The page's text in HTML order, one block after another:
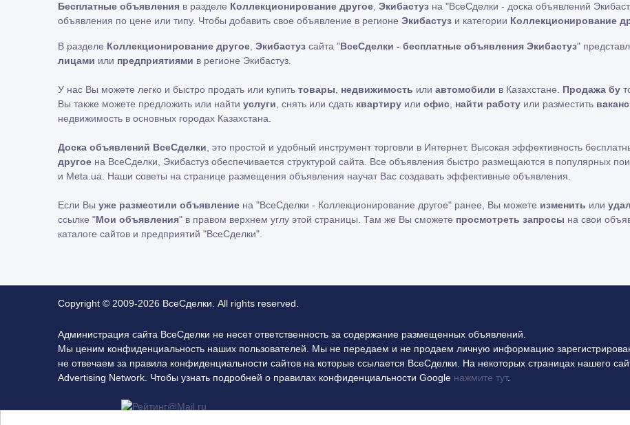
Бесплатные объявления в разделе Коллекционирование другое Экибастуз на "ВсеСделки - доска объявлений
объявления по цене или типу. Чтобы добавить свое объявление в регионе Экибастуз и категории Коллекционирование
В разделе Коллекционирование другое Экибастуз сайта "ВсеСделки - бесплатные объявления Экибастуз"
лицами или предприятиями в регионе Экибастуз.
У нас Вы можете легко и быстро продать или купить товары недвижимость или автомобили в Казахстане. Продажа бу
Вы также можете предложить или найти услуги , снять или сдать квартиру или офис найти работу или разместить
недвижимость в основных городах Казахстана.
Доска объявлений ВсеСделки , это простой и удобный инструмент торговли в Интернет. Высокая эффективность
другое на ВсеСделки, Экибастуз обеспечивается структурой сайта. Все объявления быстро размещаются в популярных
и Meta.ua. Наши советы на странице размещения объявления научат Вас создавать эффективные объявления.
Если Вы уже разместили объявление на "ВсеСделки - Коллекционирование другое" ранее, Вы можете изменить или
ссылке "Мои объявления" в правом верхнем углу этой страницы. Там же Вы сможете просмотреть запросы на свои
каталоге сайтов и предприятий "ВсеСделки".
Copyright © 2009-2026 ВсеСделки. All rights reserved.
Администрация сайта ВсеСделки не несет ответственность за содержание размещенных объявлений.
Мы ценим конфиденциальность наших пользователей. Мы не передаем и не продаем личную информацию
не отвечаем за правила конфиденциальности сайтов на которые ссылается ВсеСделки. На некоторых страницах нашего
Advertising Network. Чтобы узнать подробней о правилах конфиденциальности Google нажмите тут.